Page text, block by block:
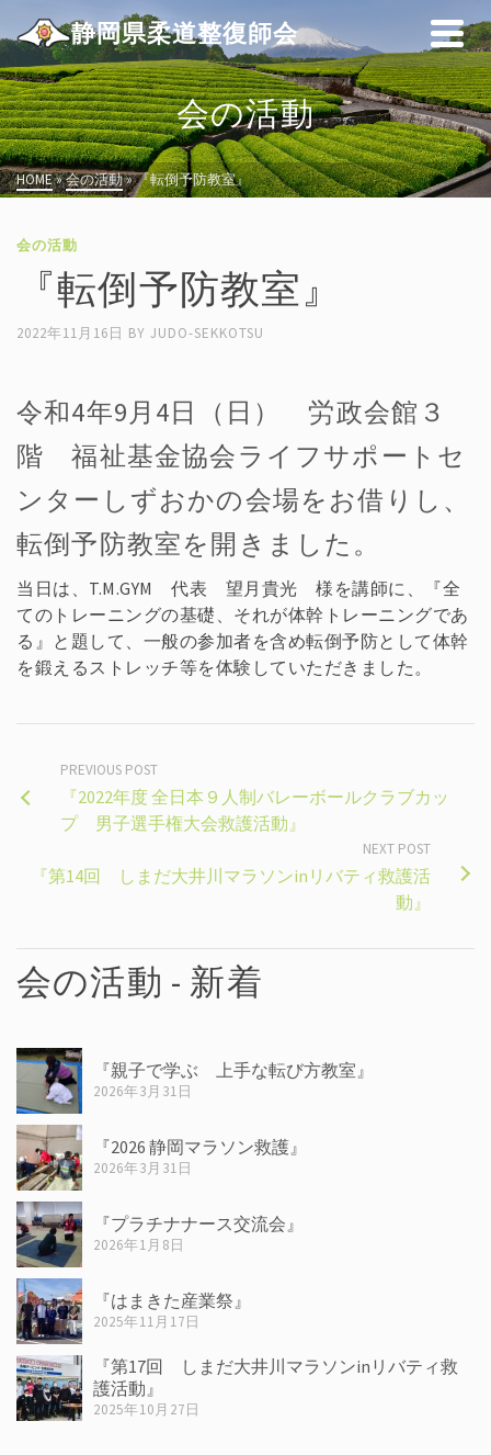
静岡県柔道整復師会
会の活動
HOME»会の活動»『転倒予防教室』
会の活動
『転倒予防教室』
2022年11月16日 BY JUDO-SEKKOTSU
令和4年9月4日（日） 労政会館３
階 福祉基金協会ライフサポートセ
ンターしずおかの会場をお借りし、
転倒予防教室を開きました。
当日は、T.M.GYM 代表 望月貴光 様を講師に、『全
てのトレーニングの基礎、それが体幹トレーニングであ
る』と題して、一般の参加者を含め転倒予防として体幹
を鍛えるストレッチ等を体験していただきました。
PREVIOUS POST
『2022年度 全日本９人制バレーボールクラブカッ
プ 男子選手権大会救護活動』
NEXT POST
『第14回 しまだ大井川マラソンinリバティ救護活
動』
会の活動 - 新着
『親子で学ぶ 上手な転び方教室』
2026年3月31日
『2026 静岡マラソン救護』
2026年3月31日
『プラチナナース交流会』
2026年1月8日
『はまきた産業祭』
2025年11月17日
『第17回 しまだ大井川マラソンinリバティ救
護活動』
2025年10月27日